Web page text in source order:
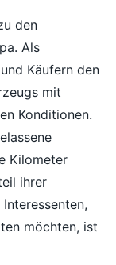
den
Als
Käufern den
mit
Konditionen.
Kilometer
ihrer
möchten, ist